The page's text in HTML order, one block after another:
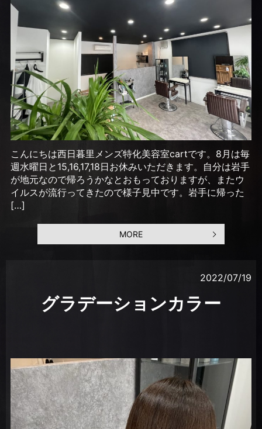
こんにちは西日暮里メンズ特化美容室cartです。8月は毎
週水曜日と15,16,17,18日お休みいただきます。自分は岩手
が地元なので帰ろうかなとおもっておりますが、またウ
イルスが流行ってきたので様子見中です。岩手に帰った
[…]
MORE
2022/07/19
グラデーションカラー